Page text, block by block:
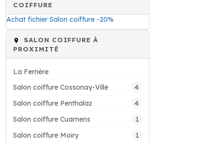
COIFFURE
Achat fichier Salon coiffure -20%
SALON COIFFURE À
PROXIMITÉ
La Ferrière
Salon coiffure Cossonay-Ville
4
Salon coiffure Penthalaz 4
Salon coiffure Cuarnens 1
Salon coiffure Moiry 1